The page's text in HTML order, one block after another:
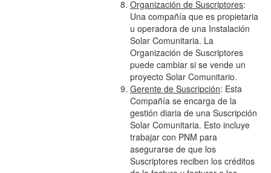
Organización de Suscriptores:
Una compañía que es propietaria
u operadora de una Instalación
Solar Comunitaria. La
Organización de Suscriptores
puede cambiar si se vende un
proyecto Solar Comunitario.
Gerente de Suscripción: Esta
Compañía se encarga de la
gestión diaria de una Suscripción
Solar Comunitaria. Esto incluye
trabajar con PNM para
asegurarse de que los
Suscriptores reciben los créditos